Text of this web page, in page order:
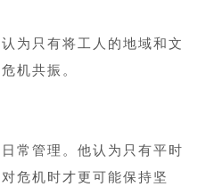
为只有将工人的地域和文
机共振。
常管理。他认为只有平时
危机时才更可能保持坚